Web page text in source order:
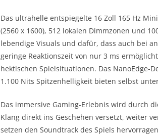
Das ultrahelle entspiegelte 16 Zoll 165 Hz
(2560 x 1600), 512 lokalen Dimmzonen und
lebendige Visuals und dafür, dass auch bei
geringe Reaktionszeit von nur 3 ms
hektischen Spielsituationen. Das NanoEdge-
1.100 Nits Spitzenhelligkeit bieten selbst
Das immersive Gaming-Erlebnis wird durch
Klang direkt ins Geschehen versetzt, weiter
setzen den Soundtrack des Spiels